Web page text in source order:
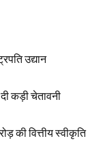
उद्यान
कड़ी चेतावनी
की वित्तीय स्वीकृति